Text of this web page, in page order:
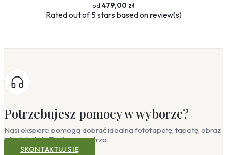
479,00 zł
Ratedout of 5 stars based onreview(s)
Potrzebujesz pomocy w wyborze?
Nasi eksperci pomogą dobrać idealną fototapetę, tapetę, obraz
lub plakat do Twojego wnętrza.
SKONTAKTUJ SIĘ